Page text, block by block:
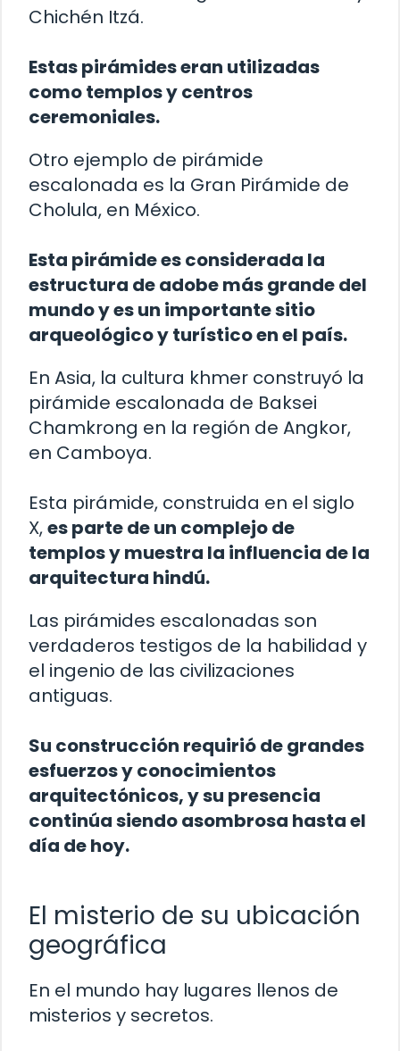
Chichén Itzá.
Estas pirámides eran utilizadas
como templos y centros
ceremoniales.
Otro ejemplo de pirámide
escalonada es la Gran Pirámide de
Cholula, en México.
Esta pirámide es considerada la
estructura de adobe más grande del
mundo y es un importante sitio
arqueológico y turístico en el país.
En Asia, la cultura khmer construyó la
pirámide escalonada de Baksei
Chamkrong en la región de Angkor,
en Camboya.
Esta pirámide, construida en el siglo
X,es parte de un complejo de
templos y muestra la influencia de la
arquitectura hindú.
Las pirámides escalonadas son
verdaderos testigos de la habilidad y
el ingenio de las civilizaciones
antiguas.
Su construcción requirió de grandes
esfuerzos y conocimientos
arquitectónicos, y su presencia
continúa siendo asombrosa hasta el
día de hoy.
El misterio de su ubicación
geográfica
En el mundo hay lugares llenos de
misterios y secretos.